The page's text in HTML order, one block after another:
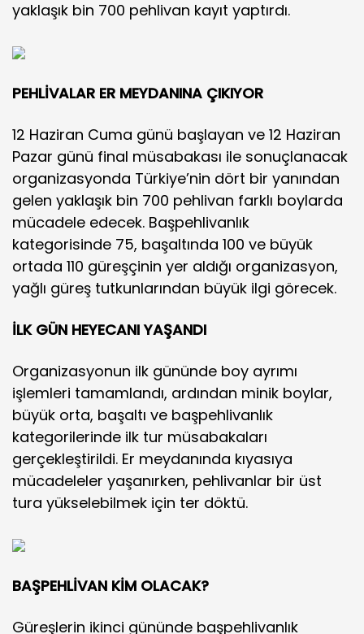
yaklaşık bin 700 pehlivan kayıt yaptırdı.
PEHLİVALAR ER MEYDANINA ÇIKIYOR
12 Haziran Cuma günü başlayan ve 12 Haziran
Pazar günü final müsabakası ile sonuçlanacak
organizasyonda Türkiye’nin dört bir yanından
gelen yaklaşık bin 700 pehlivan farklı boylarda
mücadele edecek. Başpehlivanlık
kategorisinde 75, başaltında 100 ve büyük
ortada 110 güreşçinin yer aldığı organizasyon,
yağlı güreş tutkunlarından büyük ilgi görecek.
İLK GÜN HEYECANI YAŞANDI
Organizasyonun ilk gününde boy ayrımı
işlemleri tamamlandı, ardından minik boylar,
büyük orta, başaltı ve başpehlivanlık
kategorilerinde ilk tur müsabakaları
gerçekleştirildi. Er meydanında kıyasıya
mücadeleler yaşanırken, pehlivanlar bir üst
tura yükselebilmek için ter döktü.
BAŞPEHLİVAN KİM OLACAK?
Güreşlerin ikinci gününde başpehlivanlık